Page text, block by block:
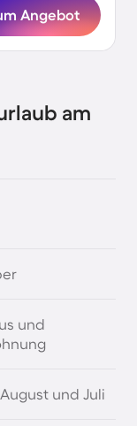
Angebot
am
und
und Juli